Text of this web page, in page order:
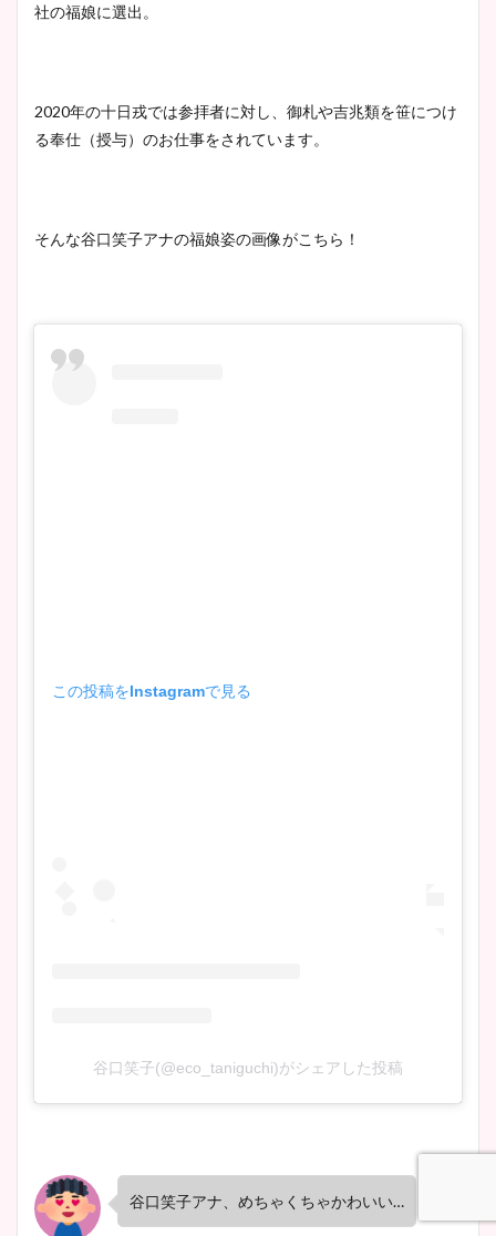
社の福娘に選出。
2020年の十日戎では参拝者に対し、御札や吉兆類を笹につけ
る奉仕（授与）のお仕事をされています。
そんな谷口笑子アナの福娘姿の画像がこちら！
この投稿をInstagramで見る
谷口笑子(@eco_taniguchi)がシェアした投稿
谷口笑子アナ、めちゃくちゃかわいい…